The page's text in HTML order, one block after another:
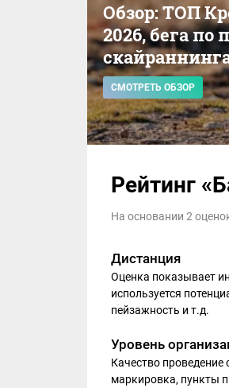
Обзор: ТОП
2026, бега по
СМОТРЕТЬ ОБЗОР
Рейтинг
На основании 2
Дистанция
Оценка показывает
используется
пейзажность и т.д.
Уровень
Качество
маркировка, пункты